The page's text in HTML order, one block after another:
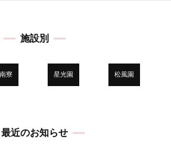
施設別
寮 星光園 松風園
最近のお知らせ